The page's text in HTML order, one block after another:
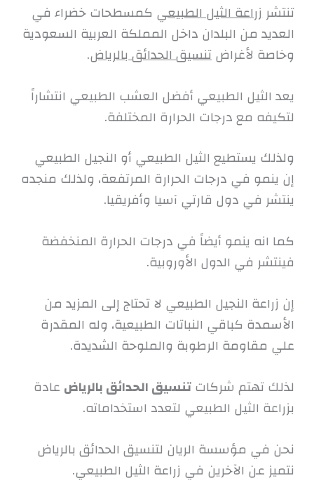
تنتشرزراعة الثيل الطبيعي كمسطحات خضراء في
العديد من البلدان داخل المملكة العربية السعودية
وخاصة لأغراضتنسيق الحدائق بالرياض.
يعد الثيل الطبيعي أفضل العشب الطبيعي انتشاراً
لتكيفه مع درجات الحرارة المختلفة.
ولذلك يستطيع الثيل الطبيعي أو النجيل الطبيعي
إن ينمو في درجات الحرارة المرتفعة، ولذلك منجده
ينتشر في دول قارتي آسيا وأفريقيا.
كما انه ينمو أيضاً في درجات الحرارة المنخفضة
فينتشر في الدول الأوروبية.
إن زراعة النجيل الطبيعي لا تحتاج إلى المزيد من
الأسمدة كباقي النباتات الطبيعية، وله المقدرة
علي مقاومة الرطوبة والملوحة الشديدة.
لذلك تهتم شركاتتنسيق الحدائق بالرياض عادة
بزراعة الثيل الطبيعي لتعدد استخداماته.
نحن في مؤسسة الريان لتنسيق الحدائق بالرياض
نتميز عن الآخرين في زراعة الثيل الطبيعي.